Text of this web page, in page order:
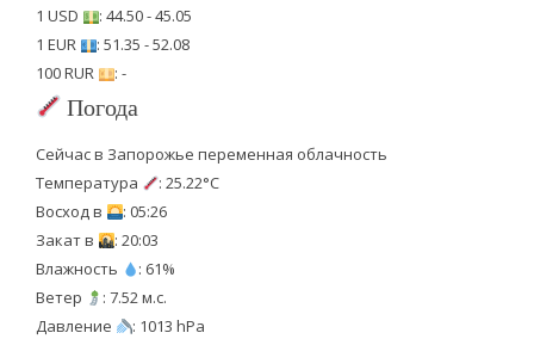
1 USD
: 44.50 - 45.05
1 EUR
: 51.35 - 52.08
100 RUR
: -
Погода
Сейчас в Запорожье переменная облачность
Температура
: 25.22°C
Восход в
: 05:26
Закат в
: 20:03
Влажность
: 61%
Ветер
: 7.52 м.с.
Давление
: 1013 hPa